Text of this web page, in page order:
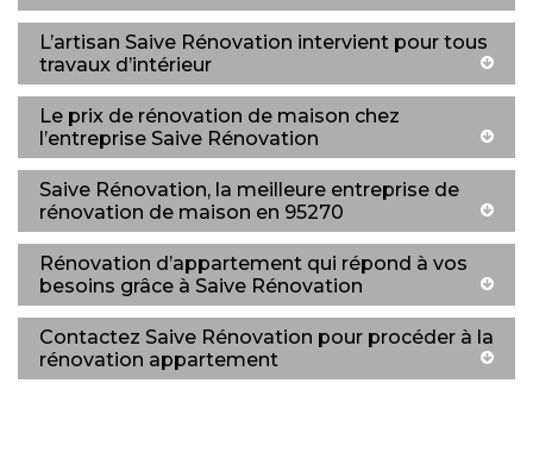
L’artisan Saive Rénovation intervient pour tous
travaux d’intérieur
Le prix de rénovation de maison chez
l’entreprise Saive Rénovation
Saive Rénovation, la meilleure entreprise de
rénovation de maison en 95270
Rénovation d’appartement qui répond à vos
besoins grâce à Saive Rénovation
Contactez Saive Rénovation pour procéder à la
rénovation appartement